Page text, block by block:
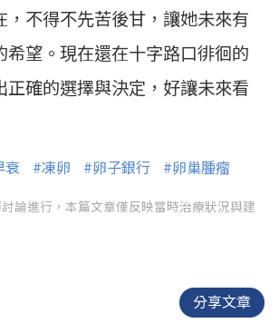
，不得不先苦後甘，讓她未來有
希望。現在還在十字路口徘徊的
正確的選擇與決定，好讓未來看
衰 #凍卵 #卵子銀行 #卵巢腫瘤
論進行，本篇文章僅反映當時治療狀況與建
分享文章